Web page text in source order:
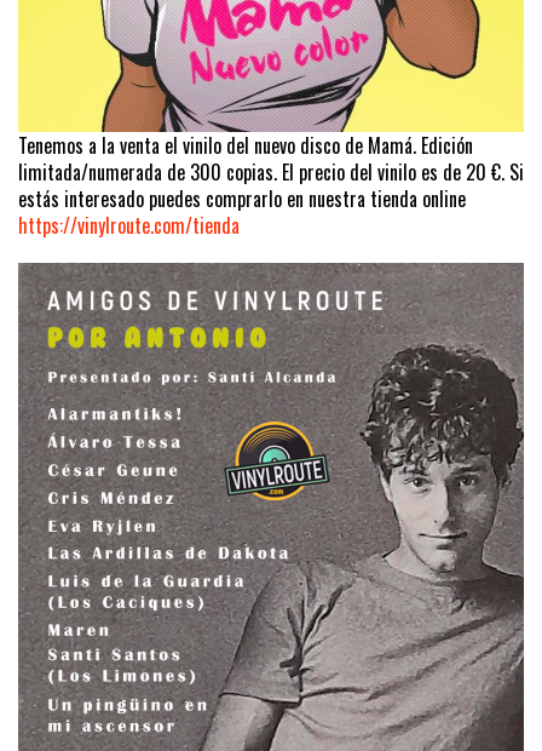
Tenemos a la venta el vinilo del nuevo disco de Mamá. Edición
limitada/numerada de 300 copias. El precio del vinilo es de 20 €. Si
estás interesado puedes comprarlo en nuestra tienda online
https://vinylroute.com/tienda